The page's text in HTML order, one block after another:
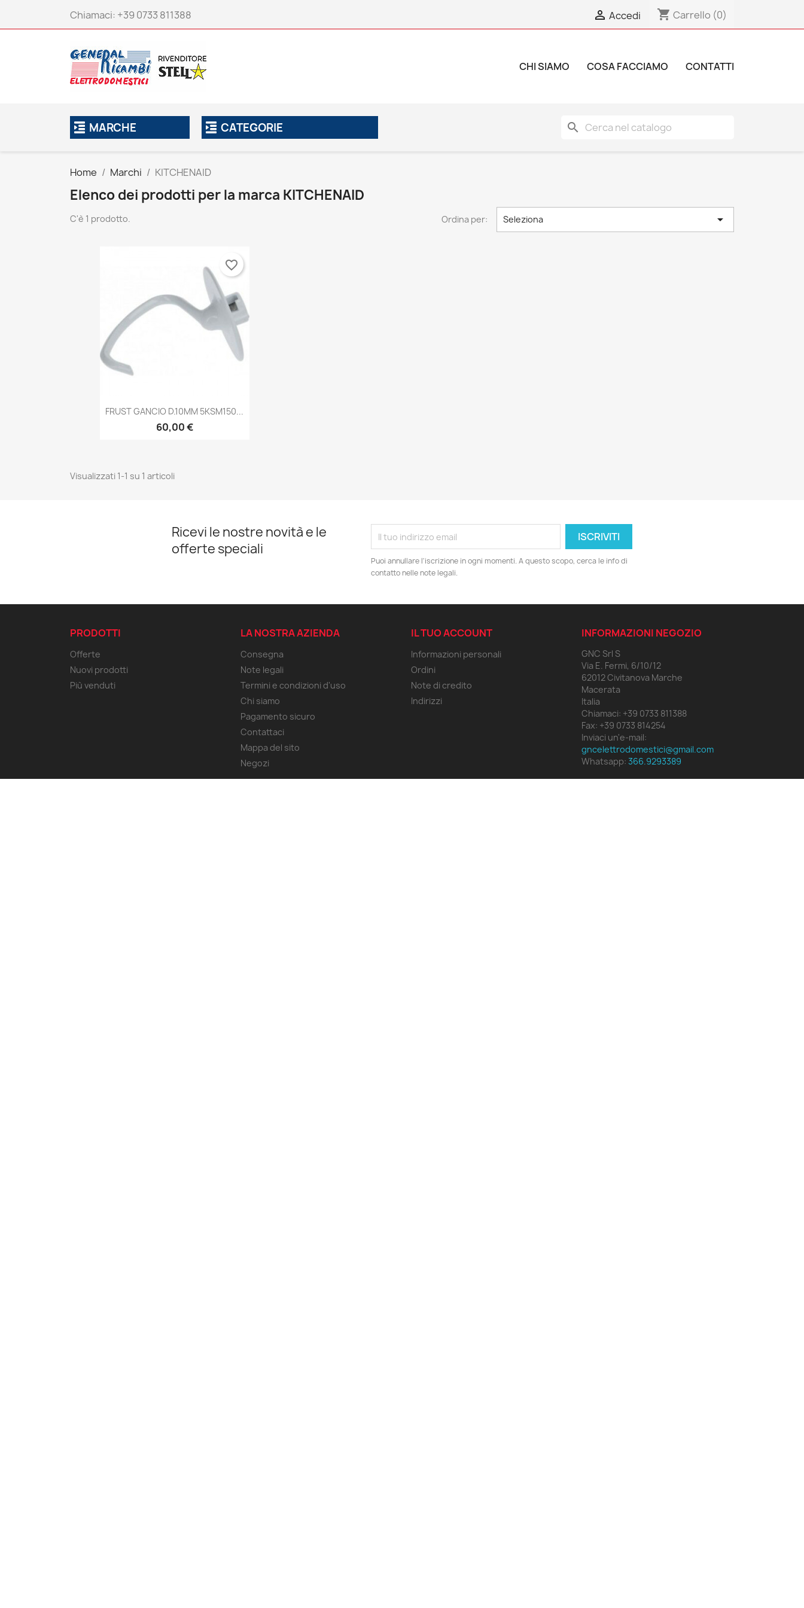
Chiamaci: +39 0733 811388  Accedi shopping_cart Carrello (0)
CHI SIAMO COSA FACCIAMO CONTATTI
MARCHE CATEGORIE search
Home Marchi KITCHENAID
Elenco dei prodotti per la marca KITCHENAID
C'è 1 prodotto. Ordina per: Seleziona 
FRUST GANCIO D.10MM 5KSM150...
60,00 €
Anteprima
favorite_border
Visualizzati 1-1 su 1 articoli
Ricevi le nostre novità e le
offerte speciali
Puoi annullare l'iscrizione in ogni momenti. A questo scopo, cerca le info di
contatto nelle note legali.
PRODOTTI
Offerte
Nuovi prodotti
Più venduti
LA NOSTRA AZIENDA
Consegna
Note legali
Termini e condizioni d'uso
Chi siamo
Pagamento sicuro
Contattaci
Mappa del sito
Negozi
IL TUO ACCOUNT
Informazioni personali
Ordini
Note di credito
Indirizzi
INFORMAZIONI NEGOZIO
GNC Srl S
Via E. Fermi, 6/10/12
62012 Civitanova Marche
Macerata
Italia
Chiamaci: +39 0733 811388
Fax: +39 0733 814254
Inviaci un'e-mail:
gncelettrodomestici@gmail.com
Whatsapp: 366.9293389